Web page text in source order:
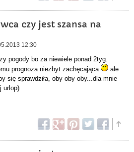
czy jest szansa na
12:30
pogody bo za niewiele ponad 2tyg.
prognoza niezbyt zachęcająca
ale
się sprawdziła, oby oby oby...dla mnie
urlop)